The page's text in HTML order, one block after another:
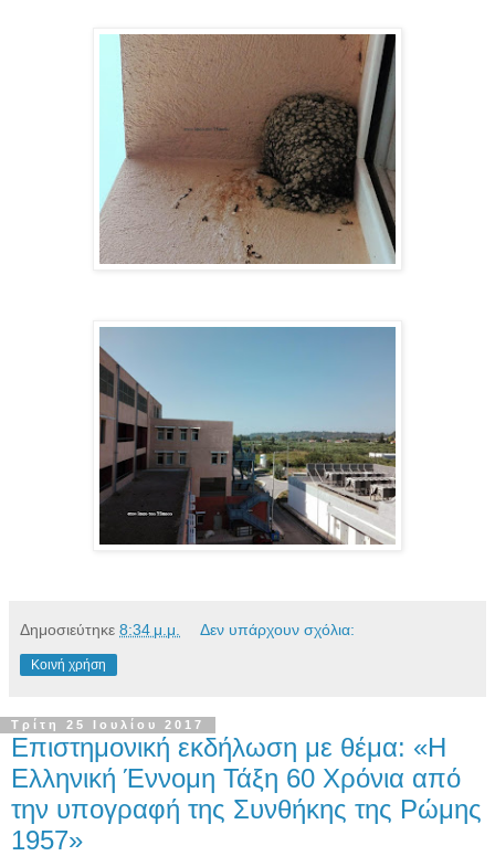
Δημοσιεύτηκε 8:34 μ.μ. Δεν υπάρχουν σχόλια:
Κοινή χρήση
Τρίτη 25 Ιουλίου 2017
Επιστημονική εκδήλωση με θέμα: «Η
Ελληνική Έννομη Τάξη 60 Χρόνια από
την υπογραφή της Συνθήκης της Ρώμης
1957»